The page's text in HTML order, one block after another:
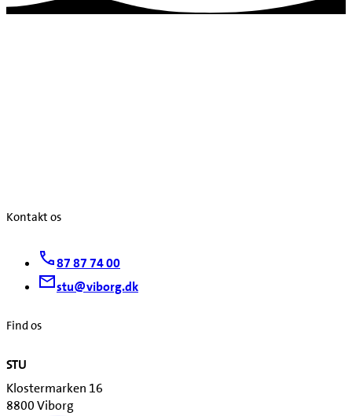
Kontakt os
87 87 74 00
stu@viborg.dk
Find os
STU
Klostermarken 16
8800 Viborg